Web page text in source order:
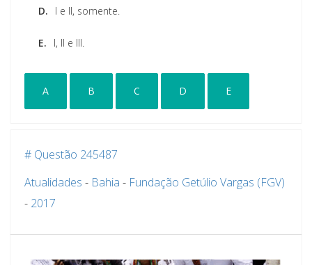
D. I e II, somente.
E. I, II e III.
A B C D E
# Questão 245487
Atualidades - Bahia - Fundação Getúlio Vargas (FGV)
- 2017